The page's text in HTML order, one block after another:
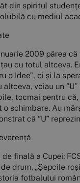
din spiritul
cu mediul
2009 părea
cu totul altceva.
o Idee", ci și la
altceva, voiau un
tocmai pentru
o schimbare. Au
că ”U”
de finală a Cupei:
drum. „Șepcile
fotbalului